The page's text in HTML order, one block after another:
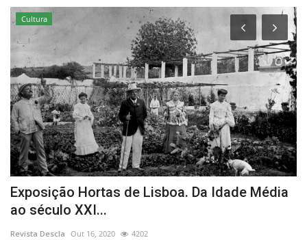
Cultura
Exposição Hortas de Lisboa. Da Idade Média
ao século XXI...
Revista Descla Out 16, 2020 4202